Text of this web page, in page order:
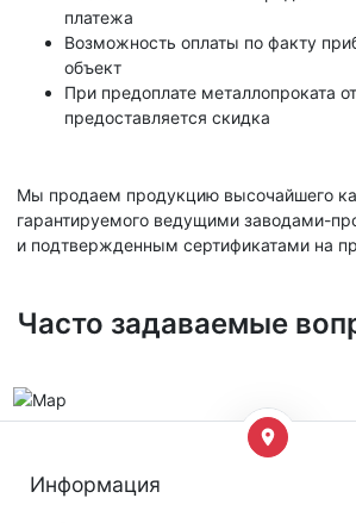
платежа
Возможность оплаты по факту
объект
При предоплате металлопроката
предоставляется скидка
Мы продаем продукцию высочайшего
гарантируемого ведущими заводами-
и подтвержденным сертификатами на
Часто задаваемые
Информация